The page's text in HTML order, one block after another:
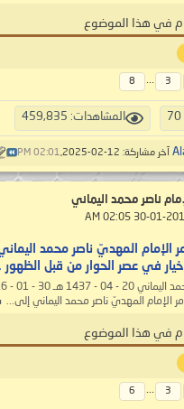
في هذا الموضوع
3
...
8
المشاهدات: 459,835
آخر مشاركة: 12-02-2025, 02:01 PM
ناصر محمد اليماني
الإمام المهديّ ناصر محمد
في عصر الحوار من قبل الظهور
أمر الإمام المهديّ ناصر محمد اليماني إلى...
في هذا الموضوع
3
...
6